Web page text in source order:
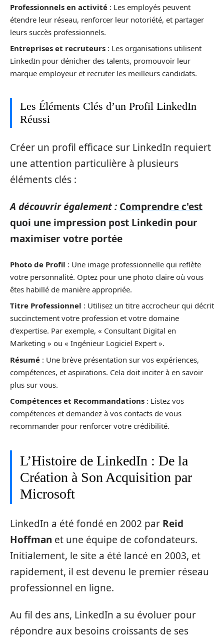
Professionnels en activité : Les employés peuvent
étendre leur réseau, renforcer leur notoriété, et partager
leurs succès professionnels.
Entreprises et recruteurs : Les organisations utilisent
LinkedIn pour dénicher des talents, promouvoir leur
marque employeur et recruter les meilleurs candidats.
Les Éléments Clés d’un Profil LinkedIn
Réussi
Créer un profil efficace sur LinkedIn requiert
une attention particulière à plusieurs
éléments clés :
A découvrir également : Comprendre c'est
quoi une impression post Linkedin pour
maximiser votre portée
Photo de Profil : Une image professionnelle qui reflète
votre personnalité. Optez pour une photo claire où vous
êtes habillé de manière appropriée.
Titre Professionnel : Utilisez un titre accrocheur qui décrit
succinctement votre profession et votre domaine
d’expertise. Par exemple, « Consultant Digital en
Marketing » ou « Ingénieur Logiciel Expert ».
Résumé : Une brève présentation sur vos expériences,
compétences, et aspirations. Cela doit inciter à en savoir
plus sur vous.
Compétences et Recommandations : Listez vos
compétences et demandez à vos contacts de vous
recommander pour renforcer votre crédibilité.
L’Histoire de LinkedIn : De la
Création à Son Acquisition par
Microsoft
LinkedIn a été fondé en 2002 par Reid
Hoffman et une équipe de cofondateurs.
Initialement, le site a été lancé en 2003, et
rapidement, il est devenu le premier réseau
professionnel en ligne.
Au fil des ans, LinkedIn a su évoluer pour
répondre aux besoins croissants de ses